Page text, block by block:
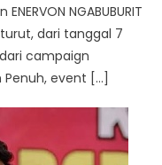
NGABUBURIT
dari tanggal 7
campaign
event […]